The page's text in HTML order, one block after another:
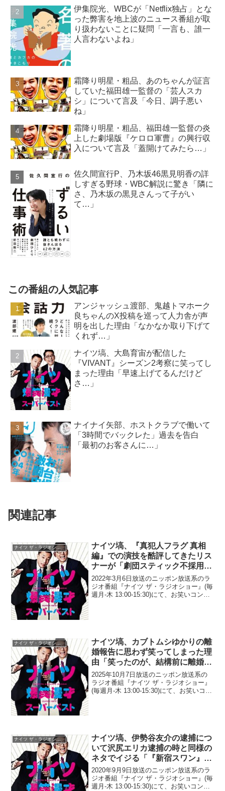
伊集院光、WBCが「Netflix独占」とな
った弊害を地上波のニュース番組が取
り扱わないことに疑問「一言も、誰一
人言わないよね」
霜降り明星・粗品、あのちゃんが証言
していた福田雄一監督の「芸人スカ
シ」について言及「今日、調子悪い
ね」
霜降り明星・粗品、福田雄一監督の炎
上した劇場版『ケロロ軍曹』の興行収
入について言及「蓋開けてみたら…」
佐久間宣行P、乃木坂46黒見明香の詳
しすぎる野球・WBC解説に驚き「隣に
さ、乃木坂の黒見さんって子がい
て…」
この番組の人気記事
アンジャッシュ渡部、鬼越トマホーク
良ちゃんのX投稿を巡って人力舎が声
明を出した理由「なかなか取り下げて
くれず…」
ナイツ塙、大島育宙が配信した
『VIVANT』シーズン2考察に笑ってし
まった理由「早速上げてるんだけど
さ…」
ナイナイ矢部、ホストクラブで働いて
「3時間でバックレた」過去を告白
「最初のお客さんに…」
関連記事
ナイツ ザ・ラジオショー
ナイツ塙、『真犯人フラグ 真相
編』での演技を酷評してきたリス
ナーが「劇団スティック不採用
者」だと明かす「それの恨みもあ
るんだろうな」
2022年3月6日放送のニッポン放送系のラ
ジオ番組『ナイツ ザ・ラジオショー』(毎
週月-木 13:00-15:30)にて、お笑いコン
ナイツ ザ・ラジオショー
ナイツ塙、カブトムシゆかりの離
婚報告に思わず笑ってしまった理
由「笑ったのが、結構前に離婚
を…」
2025年10月7日放送のニッポン放送系の
ラジオ番組『ナイツ ザ・ラジオショー』
(毎週月-木 13:00-15:30)にて、お笑いコン
ナイツ ザ・ラジオショー
ナイツ塙、伊勢谷友介の逮捕につ
いて沢尻エリカ逮捕の時と同様の
ネタでイジる「『新宿スワン』も
出てたからね、吸ってんのに」
2020年9月9日放送のニッポン放送系のラ
ジオ番組『ナイツ ザ・ラジオショー』(毎
週月-木 13:00-15:30)にて、お笑いコン